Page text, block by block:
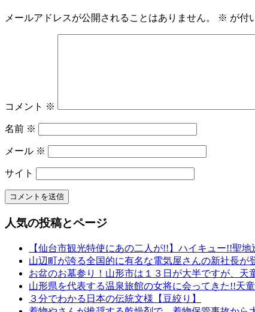
ョ
ン
メールアドレスが公開されることはありません。 ※ が付
コメント ※
名前 ※
メール ※
サイト
人気の投稿とページ
【仙台市観光特使にあの二人が!!】ハイキュー!!聖地
山辺町が誇る全国的に有名な電気屋さんの新社長が
お盆のお墓参り！山形市は１３日が大半ですが、天
山形県を代表する温泉旅館の女将に会ってきた!!天
３分でわかる日本の伝統文様【豆絞り】